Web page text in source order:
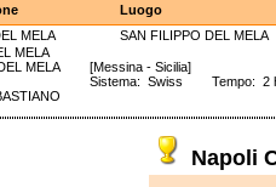
Luogo
MELA
SAN FILIPPO DEL MELA
MELA
DEL MELA [Messina - Sicilia]
Sistema: Swiss Tempo: 2
Napoli